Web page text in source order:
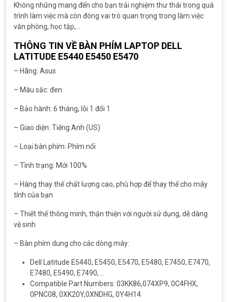
Không những mang đến cho bạn trải nghiệm thư thái trong quá
trình làm việc mà còn đóng vai trò quan trọng trong làm việc
văn phòng, học tập,…
THÔNG TIN VỀ BÀN PHÍM LAPTOP DELL
LATITUDE E5440 E5450 E5470
– Hãng: Asus
– Màu sắc: đen
– Bảo hành: 6 tháng, lỗi 1 đổi 1
– Giao diện: Tiếng Anh (US)
– Loại bàn phím: Phím nổi
– Tình trạng: Mới 100%
– Hàng thay thế chất lượng cao, phù hợp để thay thế cho máy
tính của bạn
– Thiết thế thông minh, thận thiện với người sử dụng, dễ dàng
vệ sinh
– Bàn phím dung cho các dòng máy:
Dell Latitude E5440, E5450, E5470, E5480, E7450, E7470,
E7480, E5490, E7490, …
Compatible Part Numbers: 03KK86,074XP9, 0C4FHX,
0PNC08, 0XK20Y,0XNDHG, 0Y4H14